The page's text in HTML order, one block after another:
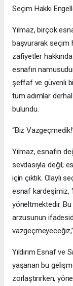
Seçim Hakkı
Yılmaz, birçok
başvurarak seçim
zafiyetler
esnafın
şeffaf ve güvenli
tüm adımlar derhal
bulundu.
“Biz
Yılmaz, esnafın
sevdasıyla değil;
için çıktık. Olaylı
esnaf kardeşimiz,
yöneltmektedir.
arzusunun
Yıldırım Esnaf ve
yaşanan bu
zorlaştırırken,